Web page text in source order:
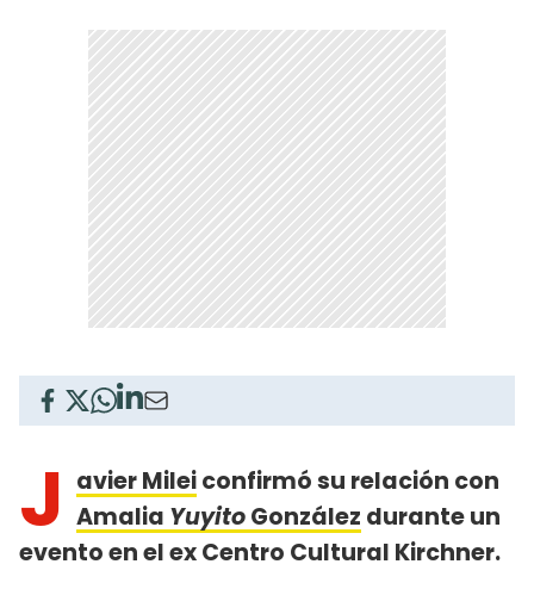
J avier Mileiconfirmó su relación con
Amalia YuyitoGonzález durante un
evento en el ex Centro Cultural Kirchner.